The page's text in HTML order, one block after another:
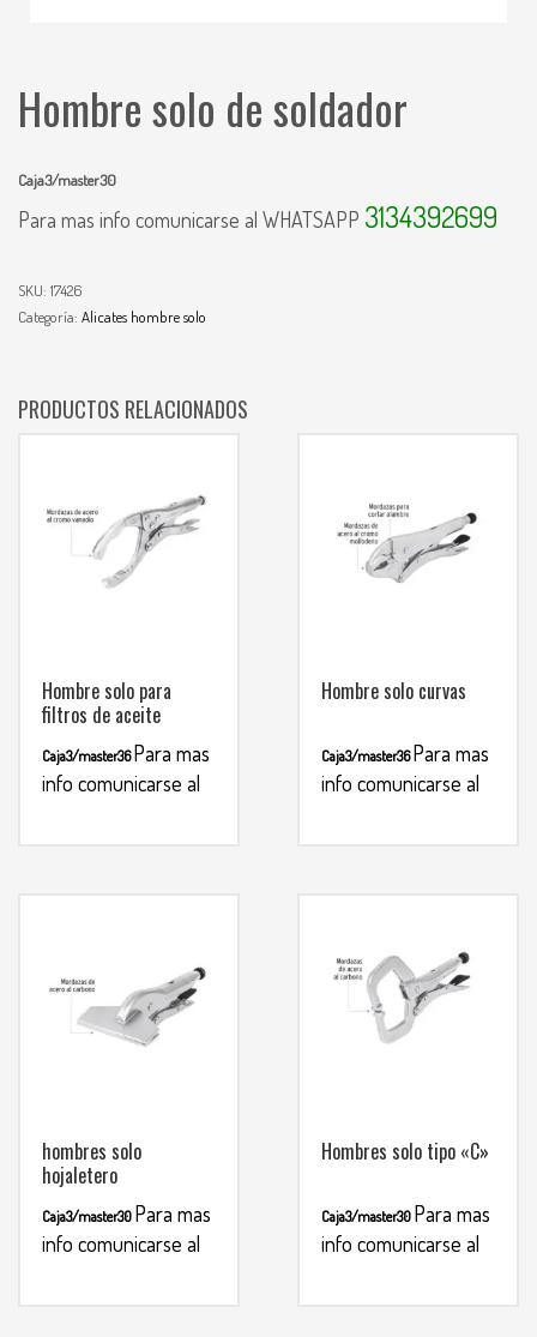
Hombre solo de soldador
Caja3/master30
Para mas info comunicarse al WHATSAPP 3134392699
SKU: 17426
Categoría: Alicates hombre solo
PRODUCTOS RELACIONADOS
Hombre solo para
filtros de aceite
Caja3/master36 Para mas
info comunicarse al
Hombre solo curvas
Caja3/master36 Para mas
info comunicarse al
hombres solo
hojaletero
Caja3/master30 Para mas
info comunicarse al
Hombres solo tipo «C»
Caja3/master30 Para mas
info comunicarse al